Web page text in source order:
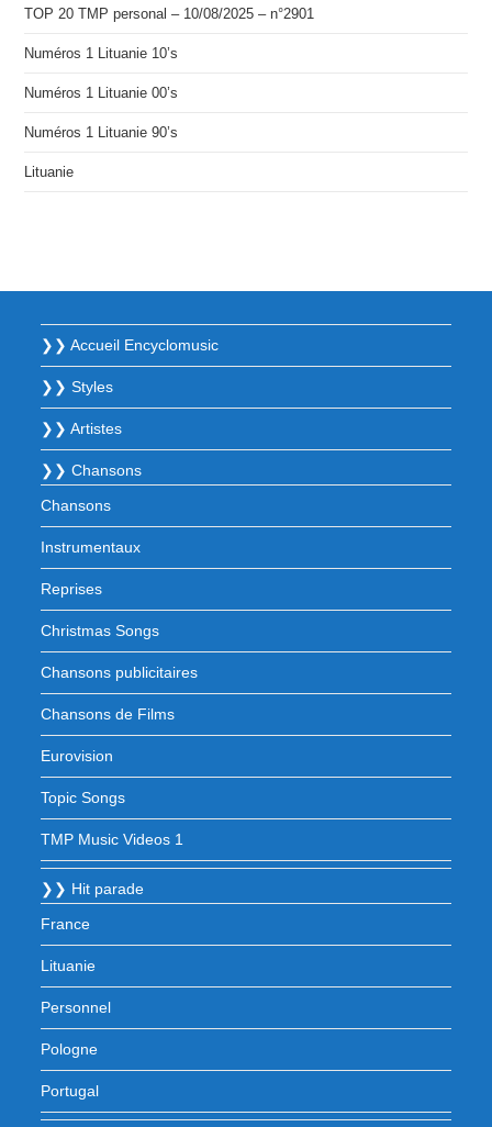
TOP 20 TMP personal – 10/08/2025 – n°2901
Numéros 1 Lituanie 10’s
Numéros 1 Lituanie 00’s
Numéros 1 Lituanie 90’s
Lituanie
❯❯ Accueil Encyclomusic
❯❯ Styles
❯❯ Artistes
❯❯ Chansons
Chansons
Instrumentaux
Reprises
Christmas Songs
Chansons publicitaires
Chansons de Films
Eurovision
Topic Songs
TMP Music Videos 1
❯❯ Hit parade
France
Lituanie
Personnel
Pologne
Portugal